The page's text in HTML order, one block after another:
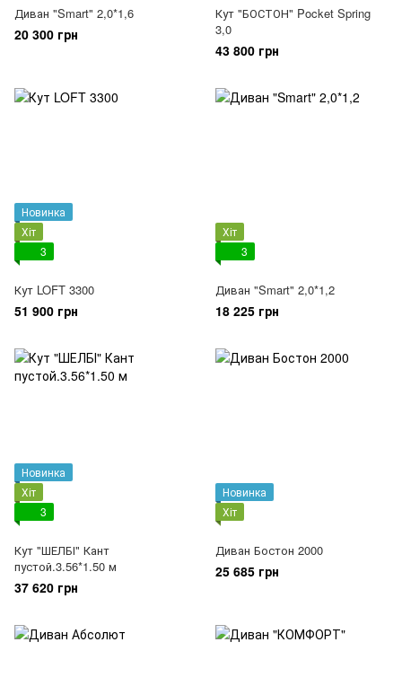
Диван "Smart" 2,0*1,6
20 300 грн
Кут "БОСТОН" Pocket Spring
3,0
43 800 грн
Новинка
Хіт
3
Кут LOFT 3300
51 900 грн
Хіт
3
Диван "Smart" 2,0*1,2
18 225 грн
Новинка
Хіт
3
Кут "ШЕЛБІ" Кант
пустой.3.56*1.50 м
37 620 грн
Новинка
Хіт
Диван Бостон 2000
25 685 грн